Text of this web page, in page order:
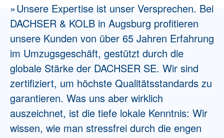
Unsere Expertise ist unser Versprechen. Bei
DACHSER & KOLB in Augsburg profitieren
unsere Kunden von über 65 Jahren Erfahrung
im Umzugsgeschäft, gestützt durch die
globale Stärke der DACHSER SE. Wir sind
zertifiziert, um höchste Qualitätsstandards zu
garantieren. Was uns aber wirklich
auszeichnet, ist die tiefe lokale Kenntnis: Wir
wissen, wie man stressfrei durch die engen